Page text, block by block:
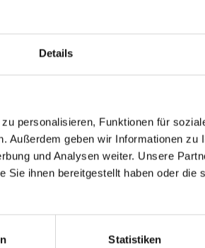
Details
personalisieren, Funktionen für
Außerdem geben wir Informationen zu
und Analysen weiter. Unsere
Sie ihnen bereitgestellt haben oder die
Statistiken